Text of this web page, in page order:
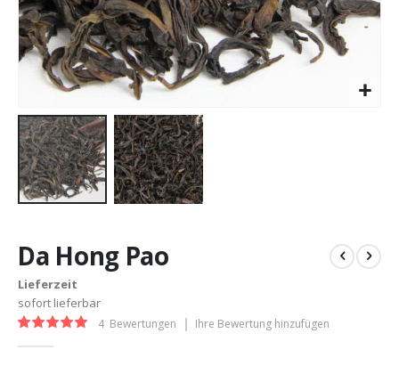
der
Bildergalerie
springen
Da Hong Pao
Lieferzeit
sofort lieferbar
Bewertung:
4 Bewertungen Ihre Bewertung hinzufügen